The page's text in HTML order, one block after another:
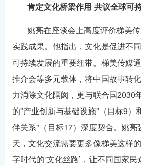
肯定文化桥梁作用 共议全球可
姚亮在座谈会上高度评价梯美
实践成果。他指出，文化是促进不
可持续发展的重要纽带。梯美传媒
推介会等多元载体，将中国故事转
力消除文化隔阂，更与联合国2030
的"产业创新与基础设施"（目标9）
伴关系"（目标17）深度契合。姚亮
天，文化交流需要更多像梯美这样
字时代的‘文化丝路’，让不同国家